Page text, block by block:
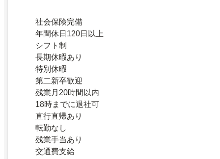
社会保険完備
年間休日120日以上
シフト制
長期休暇あり
特別休暇
第二新卒歓迎
残業月20時間以内
18時までに退社可
直行直帰あり
転勤なし
残業手当あり
交通費支給